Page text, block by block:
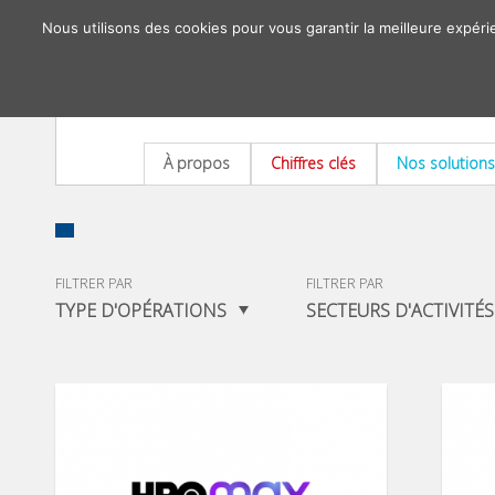
À propos Chiffres clés Nos solutions
FILTRER PAR
TYPE D'OPÉRATIONS
FILTRER PAR
SECTEURS D'ACTIVITÉS
Nous utilisons des cookies pour vous garantir la meilleure